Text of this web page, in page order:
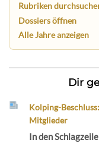
Rubriken
Dossiers öffnen
Alle Jahre anzeigen
Dir
Kolping-
Mitglieder
In den